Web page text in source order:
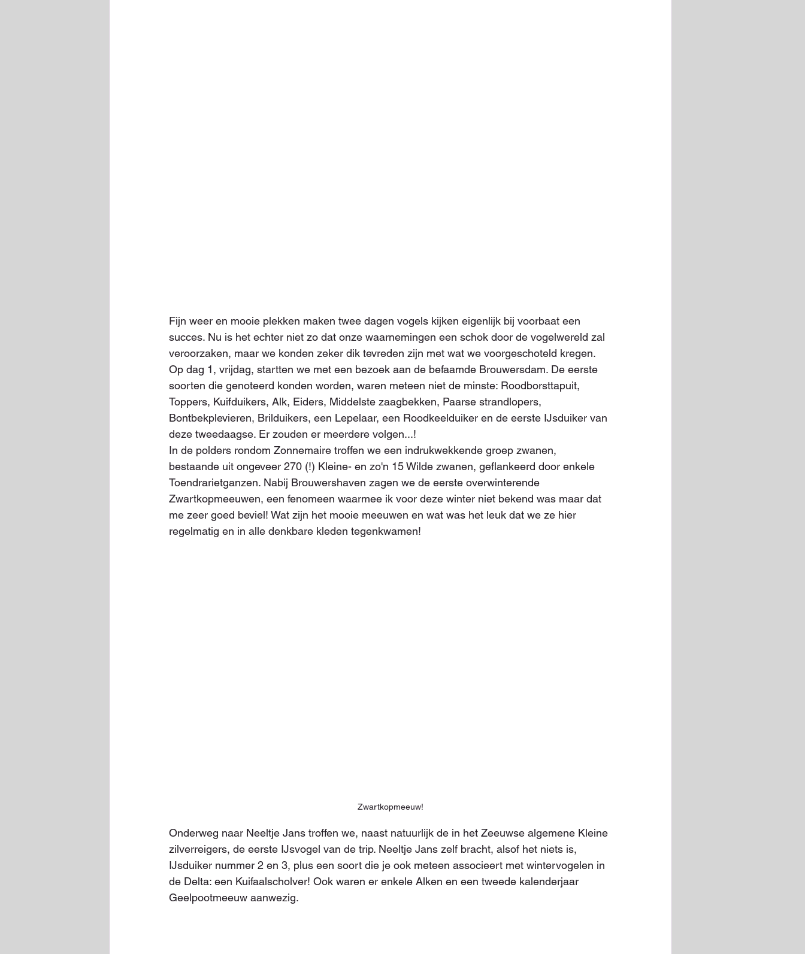
Fijn weer en mooie plekken maken twee dagen vogels kijken eigenlijk bij voorbaat een
succes. Nu is het echter niet zo dat onze waarnemingen een schok door de vogelwereld zal
veroorzaken, maar we konden zeker dik tevreden zijn met wat we voorgeschoteld kregen.
Op dag 1, vrijdag, startten we met een bezoek aan de befaamde Brouwersdam. De eerste
soorten die genoteerd konden worden, waren meteen niet de minste: Roodborsttapuit,
Toppers, Kuifduikers, Alk, Eiders, Middelste zaagbekken, Paarse strandlopers,
Bontbekplevieren, Brilduikers, een Lepelaar, een Roodkeelduiker en de eerste IJsduiker van
deze tweedaagse. Er zouden er meerdere volgen...!
In de polders rondom Zonnemaire troffen we een indrukwekkende groep zwanen,
bestaande uit ongeveer 270 (!) Kleine- en zo'n 15 Wilde zwanen, geflankeerd door enkele
Toendrarietganzen. Nabij Brouwershaven zagen we de eerste overwinterende
Zwartkopmeeuwen, een fenomeen waarmee ik voor deze winter niet bekend was maar dat
me zeer goed beviel! Wat zijn het mooie meeuwen en wat was het leuk dat we ze hier
regelmatig en in alle denkbare kleden tegenkwamen!
Zwartkopmeeuw!
Onderweg naar Neeltje Jans troffen we, naast natuurlijk de in het Zeeuwse algemene Kleine
zilverreigers, de eerste IJsvogel van de trip. Neeltje Jans zelf bracht, alsof het niets is,
IJsduiker nummer 2 en 3, plus een soort die je ook meteen associeert met wintervogelen in
de Delta: een Kuifaalscholver! Ook waren er enkele Alken en een tweede kalenderjaar
Geelpootmeeuw aanwezig.